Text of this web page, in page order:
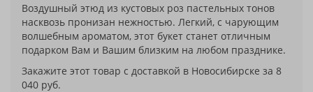
Воздушный этюд из кустовых роз пастельных тонов
насквозь пронизан нежностью. Легкий, с чарующим
волшебным ароматом, этот букет станет отличным
подарком Вам и Вашим близким на любом празднике.
Закажите этот товар с доставкой в Новосибирске за 8
040 руб.